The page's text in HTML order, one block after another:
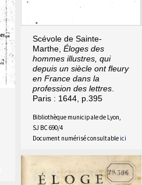
Scévole de Sainte-
Marthe,Éloges des
hommes illustres, qui
depuis un siècle ont fleury
en France dans la
profession des lettres
Paris : 1644, p.395
Bibliothèque municipale de Lyon,
SJ BC 690/4
Document numérisé consultable ici